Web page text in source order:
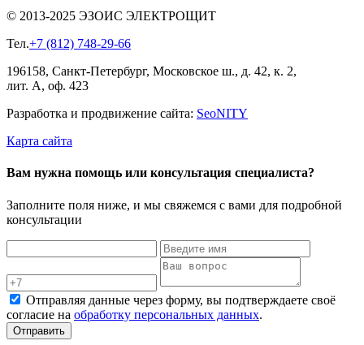
© 2013-2025 ЭЗОИС ЭЛЕКТРОЩИТ
Тел.+7 (812) 748-29-66
196158, Санкт-Петербург, Московское ш., д. 42, к. 2,
лит. А, оф. 423
Разработка и продвижение сайта: SeoNITY
Карта сайта
Вам нужна помощь или консультация специалиста?
Заполните поля ниже, и мы свяжемся с вами для подробной
консультации
Отправляя данные через форму, вы подтверждаете своё
согласие на обработку персональных данных.
Отправить